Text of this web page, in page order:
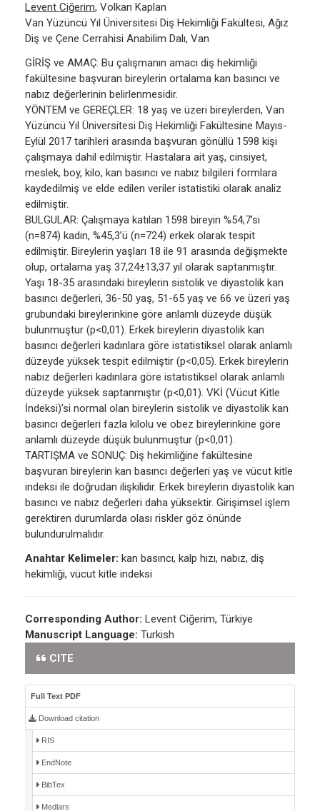
Levent Ciğerim, Volkan Kaplan
Van Yüzüncü Yıl Üniversitesi Diş Hekimliği Fakültesi, Ağız
Diş ve Çene Cerrahisi Anabilim Dalı, Van
GİRİŞ ve AMAÇ: Bu çalışmanın amacı diş hekimliği
fakültesine başvuran bireylerin ortalama kan basıncı ve
nabız değerlerinin belirlenmesidir.
YÖNTEM ve GEREÇLER: 18 yaş ve üzeri bireylerden, Van
Yüzüncü Yıl Üniversitesi Diş Hekimliği Fakültesine Mayıs-
Eylül 2017 tarihleri arasında başvuran gönüllü 1598 kişi
çalışmaya dahil edilmiştir. Hastalara ait yaş, cinsiyet,
meslek, boy, kilo, kan basıncı ve nabız bilgileri formlara
kaydedilmiş ve elde edilen veriler istatistiki olarak analiz
edilmiştir.
BULGULAR: Çalışmaya katılan 1598 bireyin %54,7’si
(n=874) kadın, %45,3’ü (n=724) erkek olarak tespit
edilmiştir. Bireylerin yaşları 18 ile 91 arasında değişmekte
olup, ortalama yaş 37,24±13,37 yıl olarak saptanmıştır.
Yaşı 18-35 arasındaki bireylerin sistolik ve diyastolik kan
basıncı değerleri, 36-50 yaş, 51-65 yaş ve 66 ve üzeri yaş
grubundaki bireylerinkine göre anlamlı düzeyde düşük
bulunmuştur (p<0,01). Erkek bireylerin diyastolik kan
basıncı değerleri kadınlara göre istatistiksel olarak anlamlı
düzeyde yüksek tespit edilmiştir (p<0,05). Erkek bireylerin
nabız değerleri kadınlara göre istatistiksel olarak anlamlı
düzeyde yüksek saptanmıştır (p<0,01). VKİ (Vücut Kitle
İndeksi)’si normal olan bireylerin sistolik ve diyastolik kan
basıncı değerleri fazla kilolu ve obez bireylerinkine göre
anlamlı düzeyde düşük bulunmuştur (p<0,01).
TARTIŞMA ve SONUÇ: Diş hekimliğine fakültesine
başvuran bireylerin kan basıncı değerleri yaş ve vücut kitle
indeksi ile doğrudan ilişkilidir. Erkek bireylerin diyastolik kan
basıncı ve nabız değerleri daha yüksektir. Girişimsel işlem
gerektiren durumlarda olası riskler göz önünde
bulundurulmalıdır.
Anahtar Kelimeler: kan basıncı, kalp hızı, nabız, diş
hekimliği, vücut kitle indeksi
Corresponding Author: Levent Ciğerim, Türkiye
Manuscript Language: Turkish
CITE
Full Text PDF
Download citation
RIS
EndNote
BibTex
Medlars